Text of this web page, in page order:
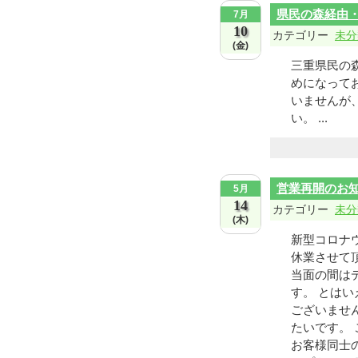
7月
10
(金)
県民の森経由
カテゴリー 未
三重県民の
めになって
いませんが
い。 ...
5月
14
(木)
営業再開のお
カテゴリー 未
新型コロナ
休業させて
当面の間は
す。 とはい
ございませ
たいです。
お客様同士